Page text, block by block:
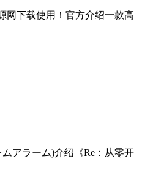
网下载使用！官方介绍一款高
アラーム)介绍《Re：从零开